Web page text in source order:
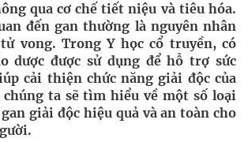
qua cơ chế tiết niệu và tiêu hóa.
đến gan thường là nguyên nhân
vong. Trong Y học cổ truyền, có
dược được sử dụng để hỗ trợ sức
cải thiện chức năng giải độc của
chúng ta sẽ tìm hiểu về một số loại
giải độc hiệu quả và an toàn cho